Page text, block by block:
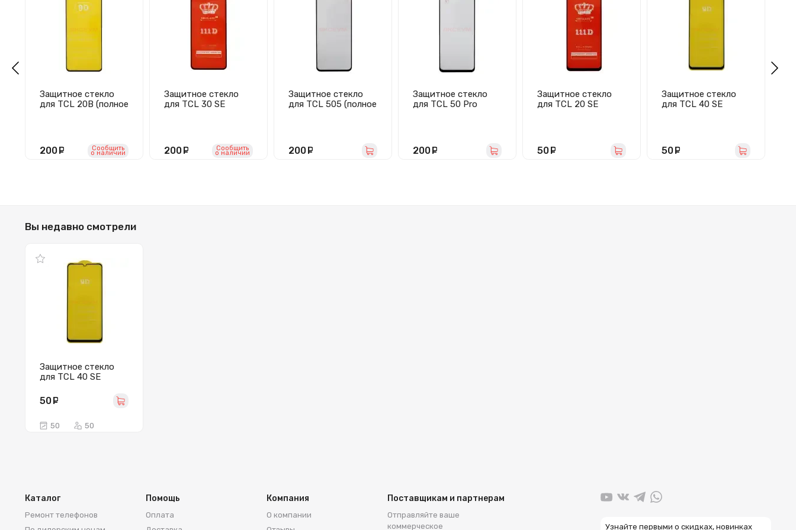
Защитное стекло
для TCL 20B (полное
200 руб.
Сообщить
o наличии
Защитное стекло
для TCL 30 SE
200 руб.
Сообщить
o наличии
Защитное стекло
для TCL 505 (полное
200
Защитное стекло
для TCL 50 Pro
200
Защитное стекло
для TCL 20 SE
50
Защитное стекло
для TCL 40 SE
50
Вы недавно смотрели
Защитное стекло
для TCL 40 SE
черное
50
50 50
Каталог
Ремонт телефонов
Помощь
Оплата
Компания
О компании
Поставщикам и партнерам
Отправляйте ваше
коммерческое
Узнайте первыми о скидках, новинках